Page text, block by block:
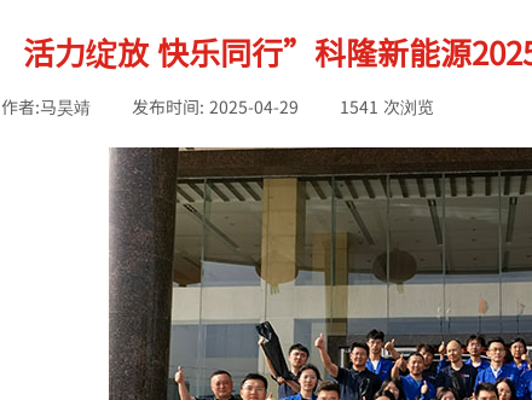
活力绽放 快乐同行”科隆新能源
作者:马昊靖 发布时间: 2025-04-29 1541 次浏览